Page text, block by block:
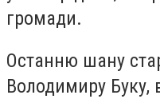
громади.
Останню шану
Володимиру Буку,